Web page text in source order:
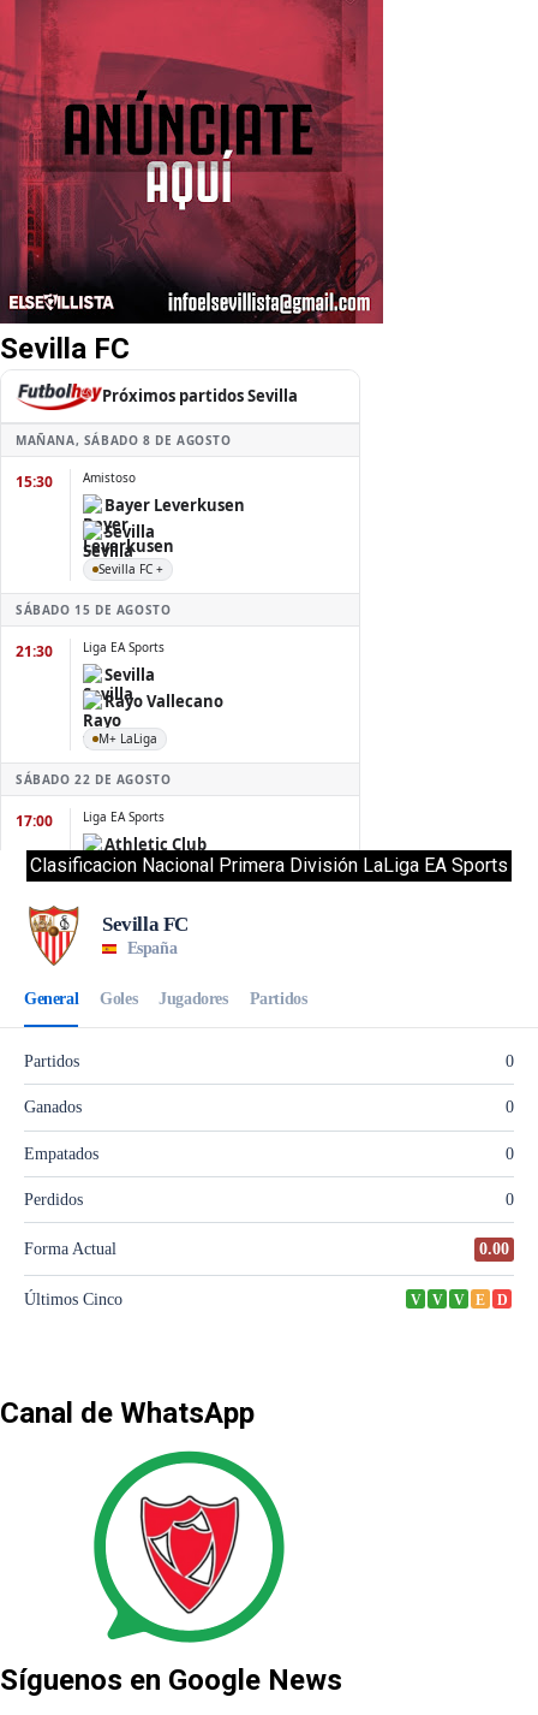
Sevilla FC
Clasificacion Nacional Primera División LaLiga EA Sports
Canal de WhatsApp
Síguenos en Google News